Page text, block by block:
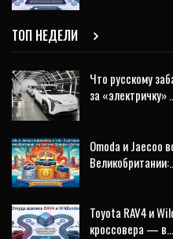
ТОП НЕДЕЛИ
Что русскому
за «электричку»
Omoda и Jaecoo
Toyota RAV4 и
кроссовера — в…